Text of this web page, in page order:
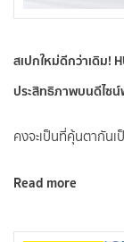
สเปกใหม่ดีกว่าเดิม!
ประสิทธิภาพบนดีไซน์
คงจะเป็นที่คุ้นตากัน
Read more